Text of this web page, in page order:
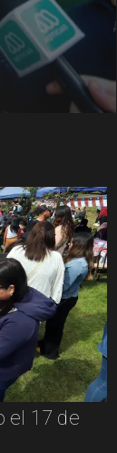
el 17 de